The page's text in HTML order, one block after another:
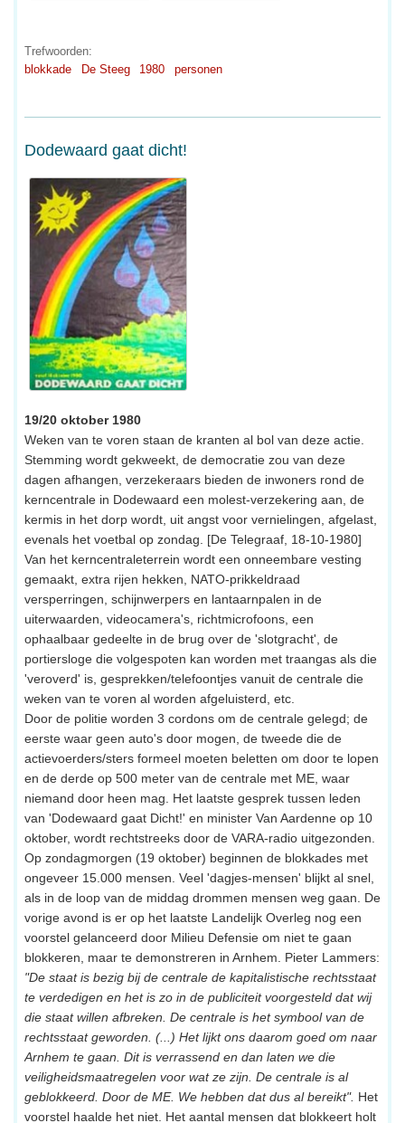
Trefwoorden:
blokkade
De Steeg 1980 personen
Dodewaard gaat dicht!
19/20 oktober 1980
Weken van te voren staan de kranten al bol van deze actie.
Stemming wordt gekweekt, de democratie zou van deze
dagen afhangen, verzekeraars bieden de inwoners rond de
kerncentrale in Dodewaard een molest-verzekering aan, de
kermis in het dorp wordt, uit angst voor vernielingen, afgelast,
evenals het voetbal op zondag. [De Telegraaf, 18-10-1980]
Van het kerncentraleterrein wordt een onneembare vesting
gemaakt, extra rijen hekken, NATO-prikkeldraad
versperringen, schijnwerpers en lantaarnpalen in de
uiterwaarden, videocamera's, richtmicrofoons, een
ophaalbaar gedeelte in de brug over de 'slotgracht', de
portiersloge die volgespoten kan worden met traangas als die
'veroverd' is, gesprekken/telefoontjes vanuit de centrale die
weken van te voren al worden afgeluisterd, etc.
Door de politie worden 3 cordons om de centrale gelegd; de
eerste waar geen auto's door mogen, de tweede die de
actievoerders/sters formeel moeten beletten om door te lopen
en de derde op 500 meter van de centrale met ME, waar
niemand door heen mag. Het laatste gesprek tussen leden
van 'Dodewaard gaat Dicht!' en minister Van Aardenne op 10
oktober, wordt rechtstreeks door de VARA-radio uitgezonden.
Op zondagmorgen (19 oktober) beginnen de blokkades met
ongeveer 15.000 mensen. Veel 'dagjes-mensen' blijkt al snel,
als in de loop van de middag drommen mensen weg gaan. De
vorige avond is er op het laatste Landelijk Overleg nog een
voorstel gelanceerd door Milieu Defensie om niet te gaan
blokkeren, maar te demonstreren in Arnhem. Pieter Lammers:
"De staat is bezig bij de centrale de kapitalistische rechtsstaat
te verdedigen en het is zo in de publiciteit voorgesteld dat wij
die staat willen afbreken. De centrale is het symbool van de
rechtsstaat geworden. (...) Het lijkt ons daarom goed om naar
Arnhem te gaan. Dit is verrassend en dan laten we die
veiligheidsmaatregelen voor wat ze zijn. De centrale is al
geblokkeerd. Door de ME. We hebben dat dus al bereikt". Het
voorstel haalde het niet. Het aantal mensen dat blokkeert holt